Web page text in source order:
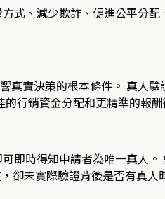
式、減少欺詐、促進公平分
實決策的根本條件。 真人
行銷資金分配和更精準的報酬
即時得知申請者為唯一真人
卻未實際驗證背後是否有真人